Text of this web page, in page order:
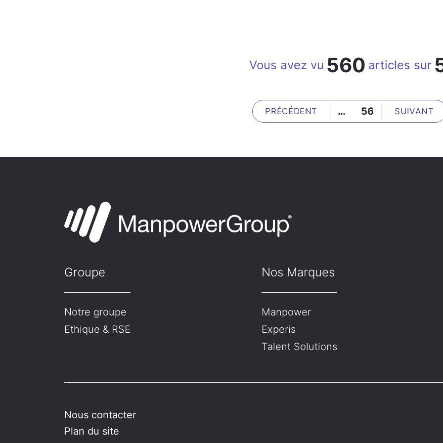
Vous avez vu 560 articles sur
PRÉCÉDENT … 56 SUIVANT
Groupe
Notre groupe
Ethique & RSE
Nos Marques
Manpower
Experis
Talent Solutions
Nous contacter
Plan du site